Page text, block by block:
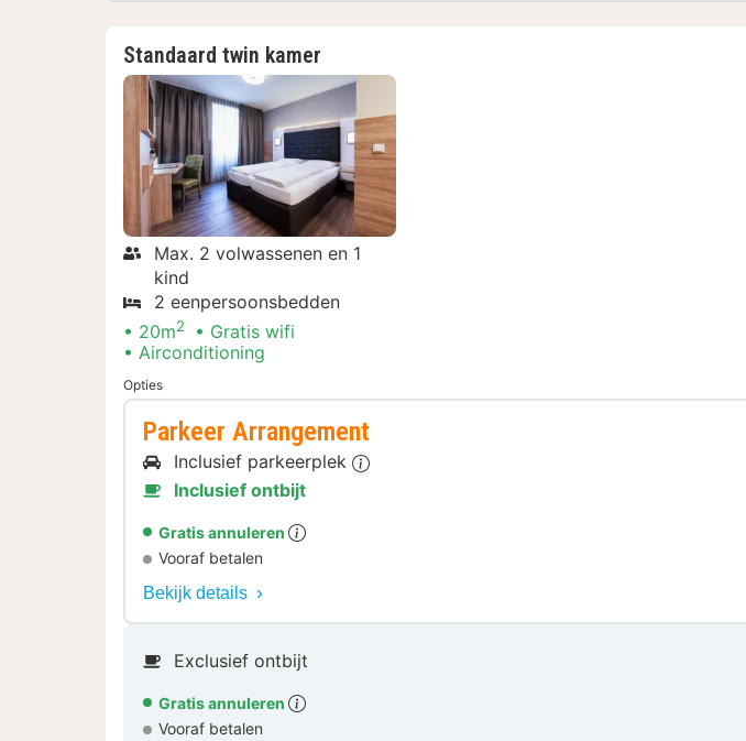
Standaard twin kamer
Max. 2 volwassenen en 1
kind
2 eenpersoonsbedden
20m2
Gratis wifi
Airconditioning
Opties
Parkeer Arrangement
Inclusief parkeerplek
Inclusief ontbijt
Gratis annuleren
Vooraf betalen
Bekijk details
Exclusief ontbijt
Gratis annuleren
Vooraf betalen